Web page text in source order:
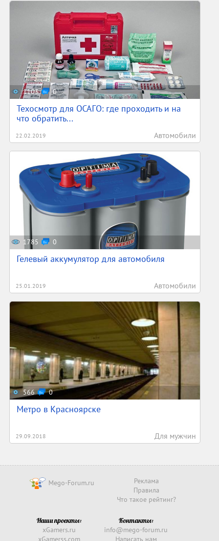
1103 0
Техосмотр для ОСАГО: где проходить и на
что обратить...
22.02.2019 Автомобили
1785 0
Гелевый аккумулятор для автомобиля
25.01.2019 Автомобили
566 0
Метро в Красноярске
29.09.2018 Для мужчин
Mego-Forum.ru
Реклама
Правила
Что такое рейтинг?
Наши проекты:
xGamers.ru
xGamerss.com
Контакты:
info@mego-forum.ru
Написать нам